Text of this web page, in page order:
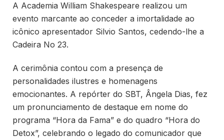
A Academia William Shakespeare realizou um
evento marcante ao conceder a imortalidade ao
icônico apresentador Silvio Santos, cedendo-lhe a
Cadeira No 23.
A cerimônia contou com a presença de
personalidades ilustres e homenagens
emocionantes. A repórter do SBT, Ângela Dias, fez
um pronunciamento de destaque em nome do
programa “Hora da Fama” e do quadro “Hora do
Detox”, celebrando o legado do comunicador que